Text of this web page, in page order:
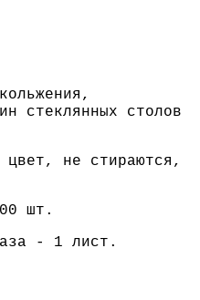
стеклянных столов
не стираются,
шт.
- 1 лист.